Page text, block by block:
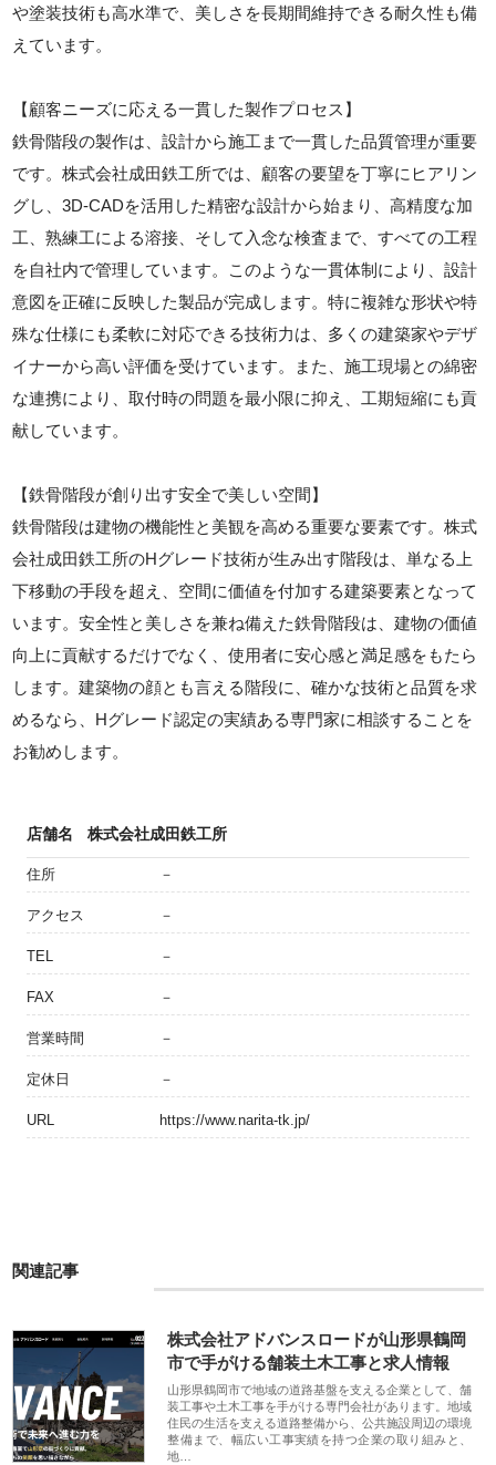
や塗装技術も高水準で、美しさを長期間維持できる耐久性も備
えています。
【顧客ニーズに応える一貫した製作プロセス】
鉄骨階段の製作は、設計から施工まで一貫した品質管理が重要
です。株式会社成田鉄工所では、顧客の要望を丁寧にヒアリン
グし、3D-CADを活用した精密な設計から始まり、高精度な加
工、熟練工による溶接、そして入念な検査まで、すべての工程
を自社内で管理しています。このような一貫体制により、設計
意図を正確に反映した製品が完成します。特に複雑な形状や特
殊な仕様にも柔軟に対応できる技術力は、多くの建築家やデザ
イナーから高い評価を受けています。また、施工現場との綿密
な連携により、取付時の問題を最小限に抑え、工期短縮にも貢
献しています。
【鉄骨階段が創り出す安全で美しい空間】
鉄骨階段は建物の機能性と美観を高める重要な要素です。株式
会社成田鉄工所のHグレード技術が生み出す階段は、単なる上
下移動の手段を超え、空間に価値を付加する建築要素となって
います。安全性と美しさを兼ね備えた鉄骨階段は、建物の価値
向上に貢献するだけでなく、使用者に安心感と満足感をもたら
します。建築物の顔とも言える階段に、確かな技術と品質を求
めるなら、Hグレード認定の実績ある専門家に相談することを
お勧めします。
店舗名 株式会社成田鉄工所
住所 －
アクセス －
TEL －
FAX －
営業時間 －
定休日 －
URL https://www.narita-tk.jp/
関連記事
株式会社アドバンスロードが山形県鶴岡
市で手がける舗装土木工事と求人情報
山形県鶴岡市で地域の道路基盤を支える企業として、舗
装工事や土木工事を手がける専門会社があります。地域
住民の生活を支える道路整備から、公共施設周辺の環境
整備まで、幅広い工事実績を持つ企業の取り組みと、
地…